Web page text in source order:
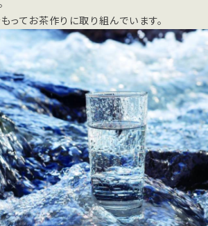
てお茶作りに取り組んでいます。